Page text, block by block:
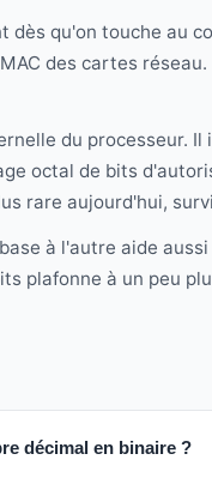
dès qu'on touche au
des cartes
du processeur.
octal de bits
rare aujourd'hui,
à l'autre aide
plafonne à un peu
décimal en binaire ?